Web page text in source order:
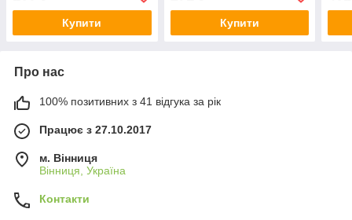
Купити Купити
Про нас
100% позитивних з 41 відгука за рік
Працює з 27.10.2017
м. Вінниця
Вінниця, Україна
Контакти